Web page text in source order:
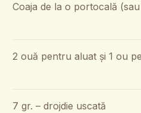
Coaja de la o portocală (sau
2 ouă pentru aluat și 1 ou
7 gr. – drojdie uscată